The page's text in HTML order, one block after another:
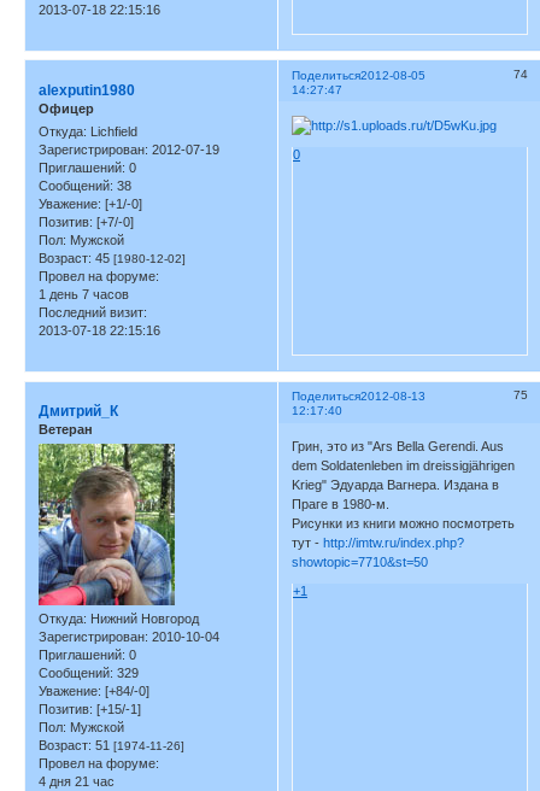
2013-07-18 22:15:16
Поделиться 74
2012-08-05
14:27:47
alexputin1980
Офицер
Откуда: Lichfield
Зарегистрирован: 2012-07-19
Приглашений: 0
Сообщений: 38
Уважение: [+1/-0]
Позитив: [+7/-0]
Пол: Мужской
Возраст: 45 [1980-12-02]
Провел на форуме:
1 день 7 часов
Последний визит:
2013-07-18 22:15:16
0
Поделиться 75
2012-08-13
12:17:40
Дмитрий_К
Ветеран
Откуда: Нижний Новгород
Зарегистрирован: 2010-10-04
Приглашений: 0
Сообщений: 329
Уважение: [+84/-0]
Позитив: [+15/-1]
Пол: Мужской
Возраст: 51 [1974-11-26]
Провел на форуме:
4 дня 21 час
Грин, это из "Ars Bella Gerendi. Aus
dem Soldatenleben im dreissigjährigen
Krieg" Эдуарда Вагнера. Издана в
Праге в 1980-м.
Рисунки из книги можно посмотреть
тут -http://imtw.ru/index.php?
showtopic=7710&st=50
+1